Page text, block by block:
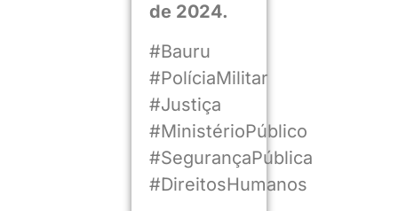
de 2024.
#Bauru
#PolíciaMilitar
#Justiça
#MinistérioPúblico
#SegurançaPública
#DireitosHumanos